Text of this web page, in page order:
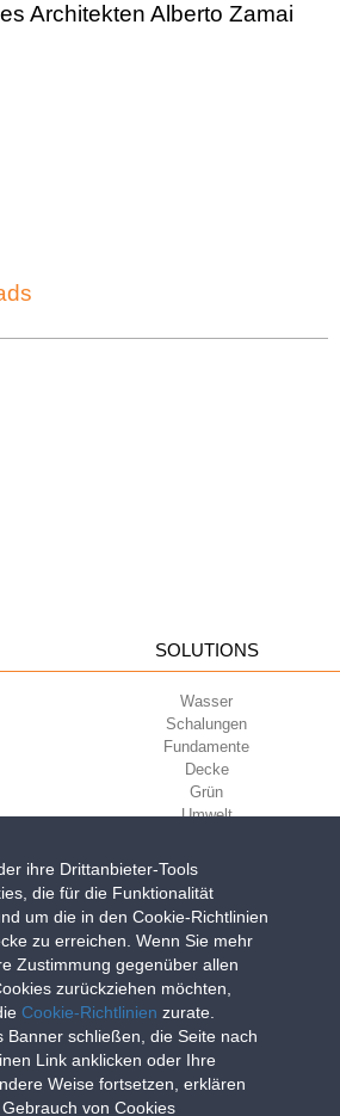
Architekten Alberto Zamai
SOLUTIONS
Wasser
Schalungen
Fundamente
Decke
Grün
Umwelt
ECOKOMPATIBILITÄT
Green Building Council
della Libertà, 6/8 - 35010 Grantorto (Padova)
9490289 - info@geoplastglobal.com
ihre Drittanbieter-Tools
die für die Funktionalität
um die in den Cookie-Richtlinien
zu erreichen. Wenn Sie mehr
Zustimmung gegenüber allen
zurückziehen möchten,
Cookie-Richtlinien zurate.
Banner schließen, die Seite nach
Link anklicken oder Ihre
Weise fortsetzen, erklären
von Cookies